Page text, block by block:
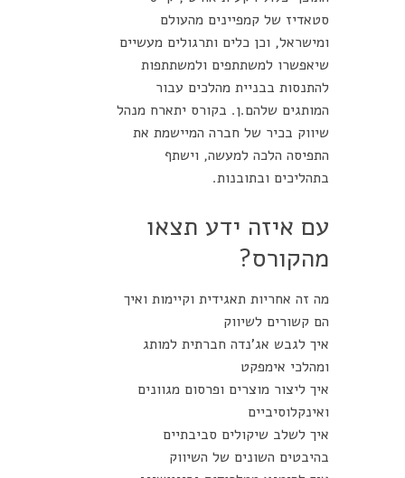
סטאדיז של קמפיינים מהעולם
ומישראל, וכן כלים ותרגולים מעשיים
שיאפשרו למשתתפים ולמשתתפות
להתנסות בבניית מהלכים עבור
המותגים שלהם.ן. בקורס יתארח מנהל
שיווק בכיר של חברה המיישמת את
התפיסה הלכה למעשה, וישתף
בתהליכים ובתובנות.
עם איזה ידע תצאו
מהקורס?
מה זה אחריות תאגידית וקיימות ואיך
הם קשורים לשיווק
איך לגבש אג'נדה חברתית למותג
ומהלכי אימפקט
איך ליצור מוצרים ופרסום מגוונים
ואינקלוסיביים
איך לשלב שיקולים סביבתיים
בהיבטים השונים של השיווק